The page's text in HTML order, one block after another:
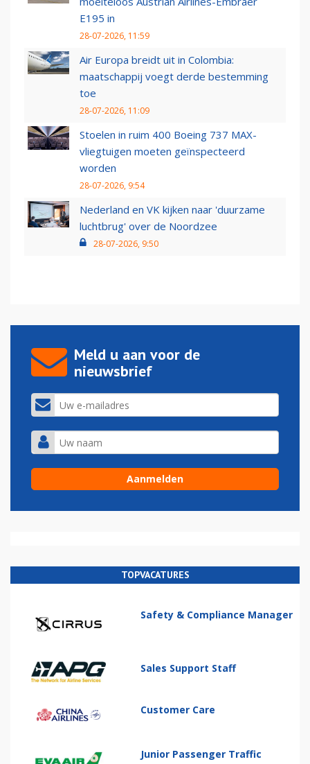
E195 in
28-07-2026, 11:59
Air Europa breidt uit in Colombia:
maatschappij voegt derde bestemming
toe
28-07-2026, 11:09
Stoelen in ruim 400 Boeing 737 MAX-
vliegtuigen moeten geïnspecteerd
worden
28-07-2026, 9:54
Nederland en VK kijken naar 'duurzame
luchtbrug' over de Noordzee
28-07-2026, 9:50
Meld u aan voor de
nieuwsbrief
TOPVACATURES
Safety & Compliance Manager
Sales Support Staff
Customer Care
Junior Passenger Traffic